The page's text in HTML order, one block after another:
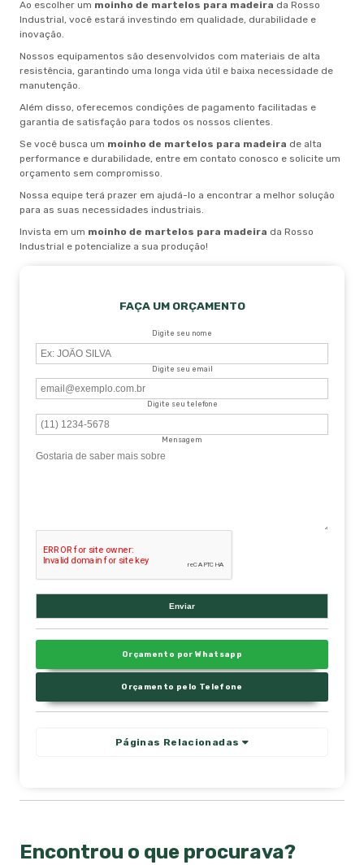
Ao escolher um moinho de martelos para madeira da Rosso
Industrial, você estará investindo em qualidade, durabilidade e
inovação.
Nossos equipamentos são desenvolvidos com materiais de alta
resistência, garantindo uma longa vida útil e baixa necessidade de
manutenção.
Além disso, oferecemos condições de pagamento facilitadas e
garantia de satisfação para todos os nossos clientes.
Se você busca um moinho de martelos para madeira de alta
performance e durabilidade, entre em contato conosco e solicite um
orçamento sem compromisso.
Nossa equipe terá prazer em ajudá-lo a encontrar a melhor solução
para as suas necessidades industriais.
Invista em um moinho de martelos para madeira da Rosso
Industrial e potencialize a sua produção!
FAÇA UM ORÇAMENTO
Digite seu nome
Digite seu email
Digite seu telefone
Mensagem
Orçamento por Whatsapp
Orçamento pelo Telefone
Páginas Relacionadas
Encontrou o que procurava?